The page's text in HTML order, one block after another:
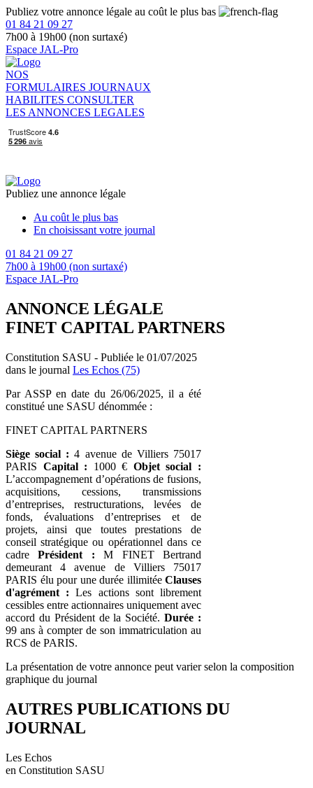
Publiez votre annonce légale au coût le plus bas
01 84 21 09 27
7h00 à 19h00 (non surtaxé)
Espace JAL-Pro
NOS
FORMULAIRES JOURNAUX
HABILITES CONSULTER
LES ANNONCES LEGALES
Publiez une annonce légale
Au coût le plus bas
En choisissant votre journal
01 84 21 09 27
7h00 à 19h00 (non surtaxé)
Espace JAL-Pro
ANNONCE LÉGALE
FINET CAPITAL PARTNERS
Constitution SASU - Publiée le 01/07/2025
dans le journal Les Echos (75)
Par ASSP en date du 26/06/2025, il a été
constitué une SASU dénommée :
FINET CAPITAL PARTNERS
Siège social : 4 avenue de Villiers 75017
PARIS Capital : 1000 € Objet social :
L’accompagnement d’opérations de fusions,
acquisitions, cessions, transmissions
d’entreprises, restructurations, levées de
fonds, évaluations d’entreprises et de
projets, ainsi que toutes prestations de
conseil stratégique ou opérationnel dans ce
cadrePrésident : M FINET Bertrand
demeurant 4 avenue de Villiers 75017
PARIS élu pour une durée illimitée Clauses
d'agrément : Les actions sont librement
cessibles entre actionnaires uniquement avec
accord du Président de la Société.Durée :
99 ans à compter de son immatriculation au
RCS de PARIS.
La présentation de votre annonce peut varier selon la composition
graphique du journal
AUTRES PUBLICATIONS DU
JOURNAL
Les Echos
en Constitution SASU